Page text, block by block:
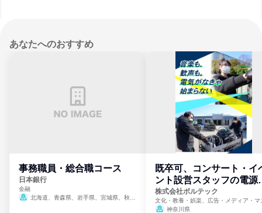
あなたへのおすすめ
事務職員・総合職コース
日本銀行
金融
北海道、青森県、岩手県、宮城県、秋田
既卒可、コンサート・イ
ント設営スタッフの電源
門
株式会社ボルテック
文化・教養・娯楽、広告・メディア・マ
ミ、電力・ガス・水道・エネルギー
神奈川県